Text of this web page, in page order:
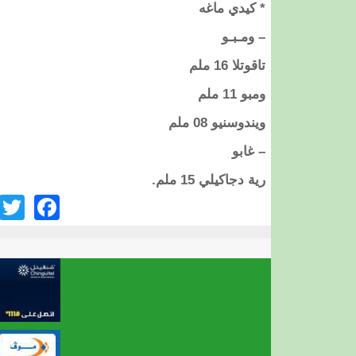
* كيدي ماغه
– ومـبـو
تاقوتلا 16 ملم
ومبو 11 ملم
ويندوسنيو 08 ملم
– غابو
رية دجاكيلي 15 ملم.